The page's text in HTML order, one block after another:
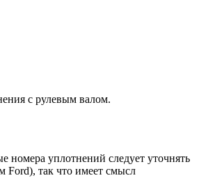
с рулевым валом.
номера уплотнений следует уточнять
Ford), так что имеет смысл